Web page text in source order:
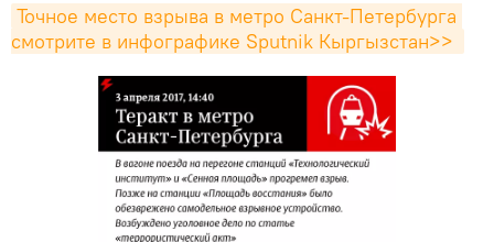
Точное место взрыва в метро Санкт-Петербурга
смотрите в инфографике Sputnik Кыргызстан>>